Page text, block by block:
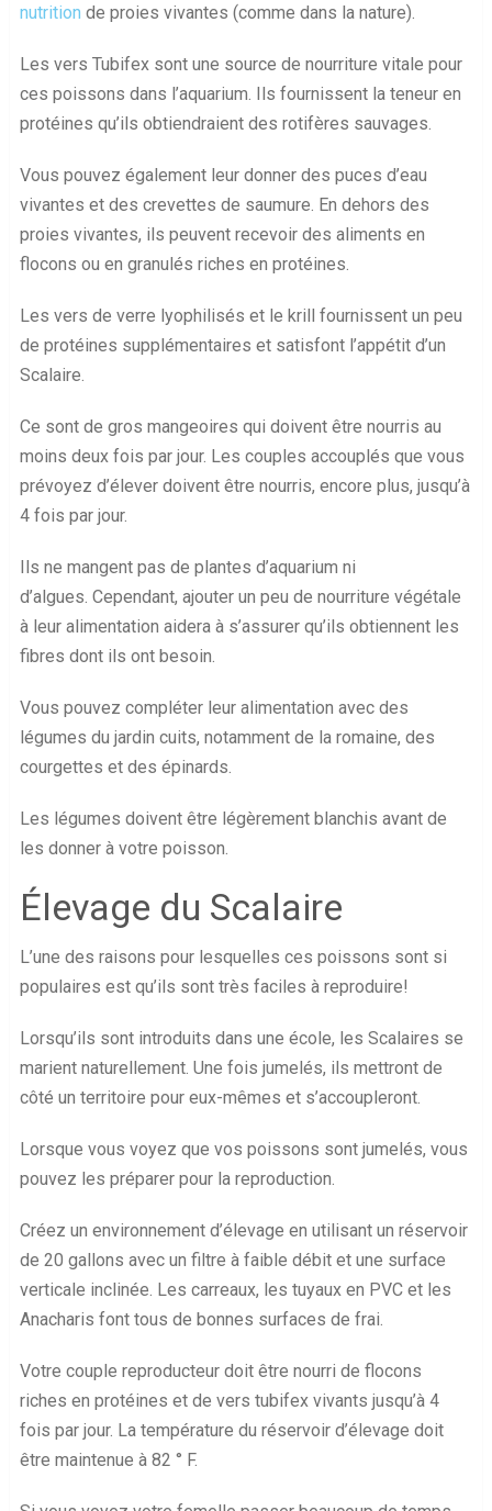
nutrition de proies vivantes (comme dans la nature).
Les vers Tubifex sont une source de nourriture vitale pour
ces poissons dans l’aquarium. Ils fournissent la teneur en
protéines qu’ils obtiendraient des rotifères sauvages.
Vous pouvez également leur donner des puces d’eau
vivantes et des crevettes de saumure. En dehors des
proies vivantes, ils peuvent recevoir des aliments en
flocons ou en granulés riches en protéines.
Les vers de verre lyophilisés et le krill fournissent un peu
de protéines supplémentaires et satisfont l’appétit d’un
Scalaire.
Ce sont de gros mangeoires qui doivent être nourris au
moins deux fois par jour. Les couples accouplés que vous
prévoyez d’élever doivent être nourris, encore plus, jusqu’à
4 fois par jour.
Ils ne mangent pas de plantes d’aquarium ni
d’algues. Cependant, ajouter un peu de nourriture végétale
à leur alimentation aidera à s’assurer qu’ils obtiennent les
fibres dont ils ont besoin.
Vous pouvez compléter leur alimentation avec des
légumes du jardin cuits, notamment de la romaine, des
courgettes et des épinards.
Les légumes doivent être légèrement blanchis avant de
les donner à votre poisson.
Élevage du Scalaire
L’une des raisons pour lesquelles ces poissons sont si
populaires est qu’ils sont très faciles à reproduire!
Lorsqu’ils sont introduits dans une école, les Scalaires se
marient naturellement. Une fois jumelés, ils mettront de
côté un territoire pour eux-mêmes et s’accoupleront.
Lorsque vous voyez que vos poissons sont jumelés, vous
pouvez les préparer pour la reproduction.
Créez un environnement d’élevage en utilisant un réservoir
de 20 gallons avec un filtre à faible débit et une surface
verticale inclinée. Les carreaux, les tuyaux en PVC et les
Anacharis font tous de bonnes surfaces de frai.
Votre couple reproducteur doit être nourri de flocons
riches en protéines et de vers tubifex vivants jusqu’à 4
fois par jour. La température du réservoir d’élevage doit
être maintenue à 82 ° F.